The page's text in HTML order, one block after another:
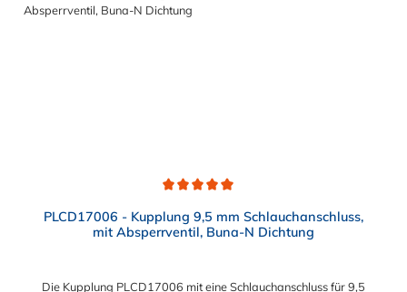
PLCD17006 - Kupplung 9,5 mm Schlauchanschluss,
mit Absperrventil, Buna-N Dichtung
Die Kupplung PLCD17006 mit eine Schlauchanschluss für 9,5